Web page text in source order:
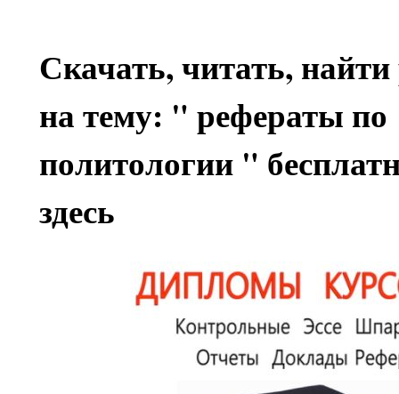
Скачать, читать,
на тему: " рефераты по
политологии "
здесь